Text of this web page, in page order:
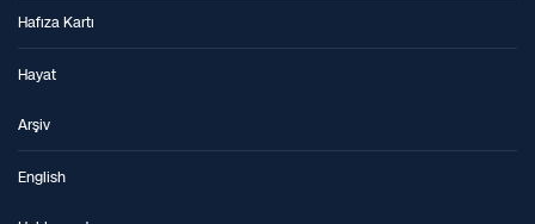
Hafıza Kartı
Hayat
Arşiv
English